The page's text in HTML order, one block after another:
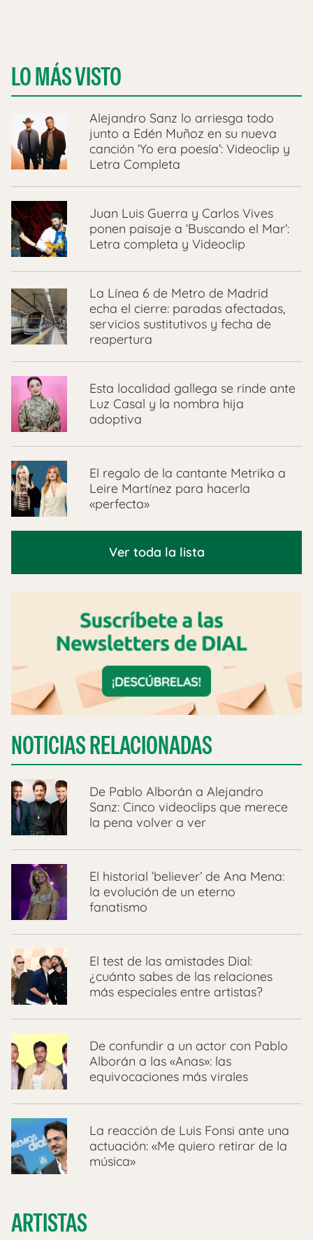
LO MÁS VISTO
Alejandro Sanz lo arriesga todo
junto a Edén Muñoz en su nueva
canción ‘Yo era poesía’: Videoclip y
Letra Completa
Juan Luis Guerra y Carlos Vives
ponen paisaje a ‘Buscando el Mar’:
Letra completa y Videoclip
La Línea 6 de Metro de Madrid
echa el cierre: paradas afectadas,
servicios sustitutivos y fecha de
reapertura
Esta localidad gallega se rinde ante
Luz Casal y la nombra hija
adoptiva
El regalo de la cantante Metrika a
Leire Martínez para hacerla
«perfecta»
Ver toda la lista
NOTICIAS RELACIONADAS
De Pablo Alborán a Alejandro
Sanz: Cinco videoclips que merece
la pena volver a ver
El historial ‘believer’ de Ana Mena:
la evolución de un eterno
fanatismo
El test de las amistades Dial:
¿cuánto sabes de las relaciones
más especiales entre artistas?
De confundir a un actor con Pablo
Alborán a las «Anas»: las
equivocaciones más virales
La reacción de Luis Fonsi ante una
actuación: «Me quiero retirar de la
música»
ARTISTAS